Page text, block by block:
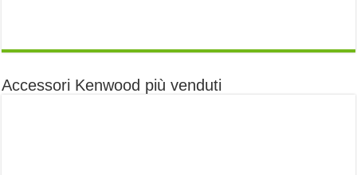
Accessori Kenwood più venduti